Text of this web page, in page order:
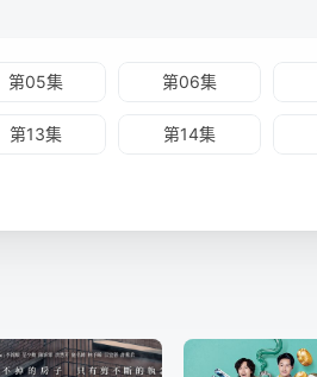
第05集 第06集
第13集 第14集